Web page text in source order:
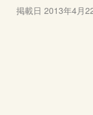
掲載日 2013年4月